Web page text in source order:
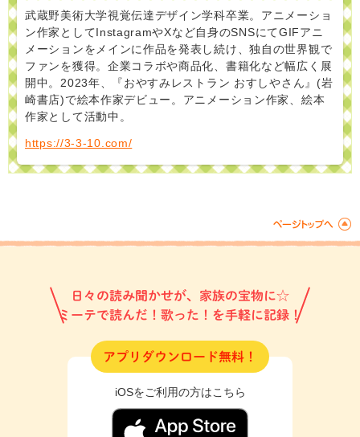
武蔵野美術大学視覚伝達デザイン学科卒業。アニメーショ
ン作家としてInstagramやXなど自身のSNSにてGIFアニ
メーションをメインに作品を発表し続け、独自の世界観で
ファンを獲得。企業コラボや商品化、書籍化など幅広く展
開中。2023年、『おやすみレストラン おすしやさん』(岩
崎書店)で絵本作家デビュー。アニメーション作家、絵本
作家として活動中。
https://3-3-10.com/
日々の読み聞かせが、家族の宝物に☆
ミーテで読んだ！歌った！を手軽に記録！
アプリダウンロード無料！
iOSをご利用の方はこちら